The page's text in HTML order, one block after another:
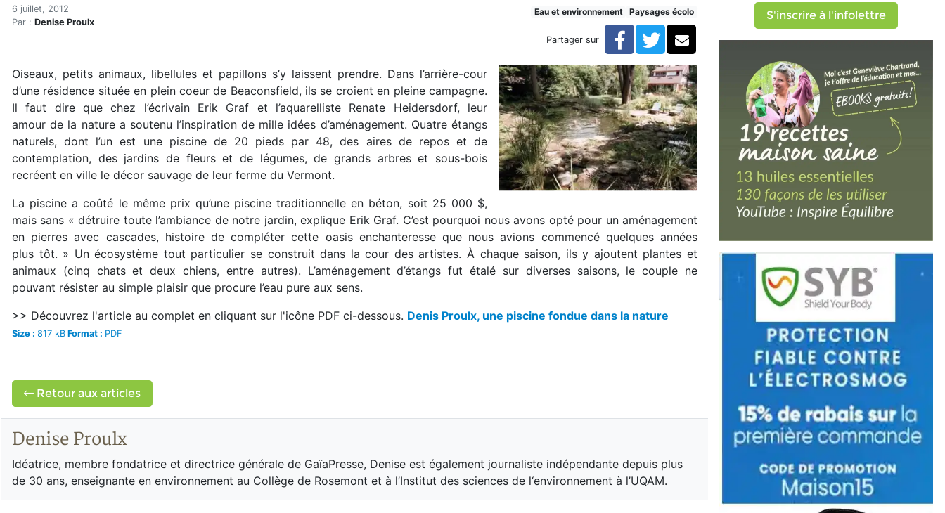
Accueil
Articles
Une piscine fondue dans la nature
Une piscine fondue dans la nature
6 juillet, 2012
Par : Denise Proulx
Eau et environnement Paysages écolo
Partager sur Facebook
TwitterCourriel
Oiseaux, petits animaux, libellules et papillons s’y laissent prendre. Dans l’arrière-cour
d’une résidence située en plein coeur de Beaconsfield, ils se croient en pleine campagne.
Il faut dire que chez l’écrivain Erik Graf et l’aquarelliste Renate Heidersdorf, leur
amour de la nature a soutenu l’inspiration de mille idées d’aménagement. Quatre étangs
naturels, dont l’un est une piscine de 20 pieds par 48, des aires de repos et de
contemplation, des jardins de fleurs et de légumes, de grands arbres et sous-bois
recréent en ville le décor sauvage de leur ferme du Vermont.
La piscine a coûté le même prix qu’une piscine traditionnelle en béton, soit 25 000 $,
mais sans « détruire toute l’ambiance de notre jardin, explique Erik Graf. C’est pourquoi nous avons opté pour un aménagement
en pierres avec cascades, histoire de compléter cette oasis enchanteresse que nous avions commencé quelques années
plus tôt. » Un écosystème tout particulier se construit dans la cour des artistes. À chaque saison, ils y ajoutent plantes et
animaux (cinq chats et deux chiens, entre autres). L’aménagement d’étangs fut étalé sur diverses saisons, le couple ne
pouvant résister au simple plaisir que procure l’eau pure aux sens.
>> Découvrez l'article au complet en cliquant sur l'icône PDF ci-dessous. Denis Proulx, une piscine fondue dans la nature
Size : 817 kB Format : PDF
Retour aux articles
Denise Proulx
Idéatrice, membre fondatrice et directrice générale de GaïaPresse, Denise est également journaliste indépendante depuis plus
de 30 ans, enseignante en environnement au Collège de Rosemont et à l’Institut des sciences de l‘environnement à l’UQAM.
S'inscrire à l'infolettre